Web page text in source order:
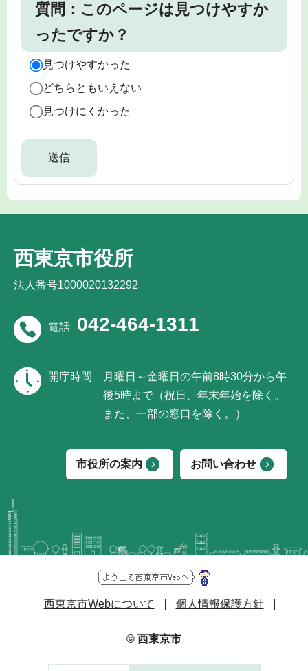
質問：このページは見つけやすか
ったですか？
見つけやすかった
どちらともいえない
見つけにくかった
西東京市役所
法人番号1000020132292
電話 042-464-1311
開庁時間
月曜日～金曜日の午前8時30分から午
後5時まで（祝日、年末年始を除く。
また、一部の窓口を除く。）
市役所の案内 お問い合わせ
西東京市Webについて 個人情報保護方針
© 西東京市